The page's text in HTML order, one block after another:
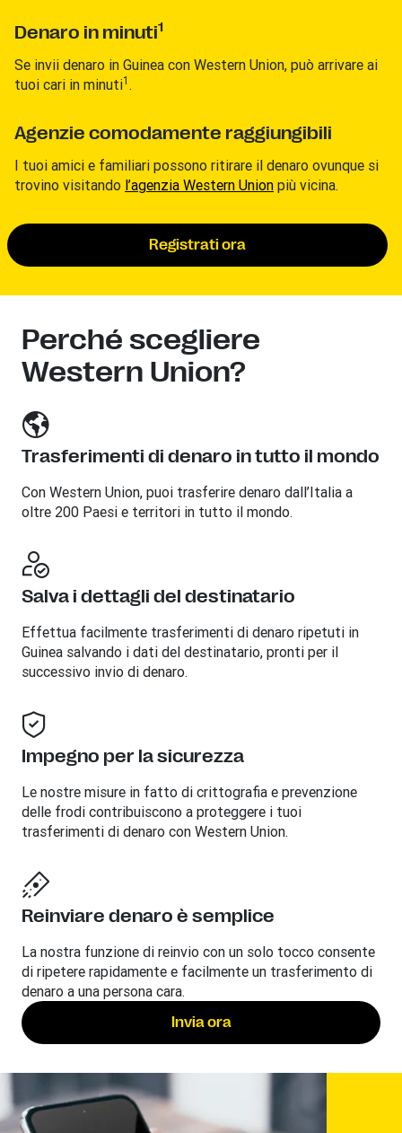
Denaro in minuti1
Se invii denaro in Guinea con Western Union, può arrivare ai
tuoi cari in minuti1 .
Agenzie comodamente raggiungibili
I tuoi amici e familiari possono ritirare il denaro ovunque si
trovino visitando l’agenzia Western Union più vicina.
Registrati ora
Perché scegliere
Western Union?
Trasferimenti di denaro in tutto il mondo
Con Western Union, puoi trasferire denaro dall’Italia a
oltre 200 Paesi e territori in tutto il mondo.
Salva i dettagli del destinatario
Effettua facilmente trasferimenti di denaro ripetuti in
Guinea salvando i dati del destinatario, pronti per il
successivo invio di denaro.
Impegno per la sicurezza
Le nostre misure in fatto di crittografia e prevenzione
delle frodi contribuiscono a proteggere i tuoi
trasferimenti di denaro con Western Union.
Reinviare denaro è semplice
La nostra funzione di reinvio con un solo tocco consente
di ripetere rapidamente e facilmente un trasferimento di
denaro a una persona cara.
Invia ora